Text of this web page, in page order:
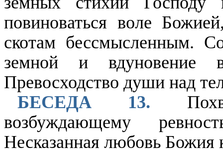
повиноваться воле
скотам бессмысленным.
земной и
Превосходство души над
БЕСЕДА 13.
возбуждающему
Несказанная любовь Божия